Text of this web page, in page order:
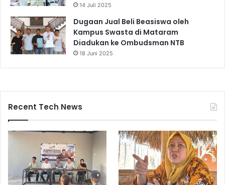
14 Juli 2025
Dugaan Jual Beli Beasiswa oleh
Kampus Swasta di Mataram
Diadukan ke Ombudsman NTB
18 Juni 2025
Recent Tech News